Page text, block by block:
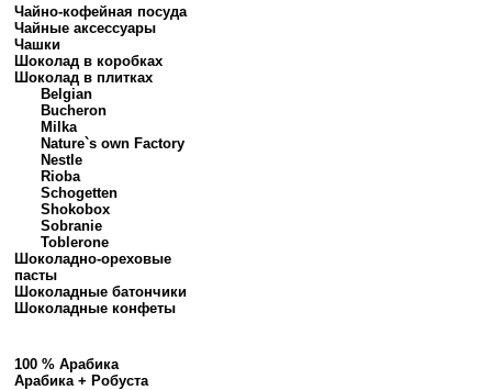
Чайно-кофейная посуда
Чайные аксессуары
Чашки
Шоколад в коробках
Шоколад в плитках
Belgian
Bucheron
Milka
Nature`s own Factory
Nestle
Rioba
Schogetten
Shokobox
Sobranie
Toblerone
Шоколадно-ореховые
пасты
Шоколадные батончики
Шоколадные конфеты
100 % Арабика
Арабика + Робуста